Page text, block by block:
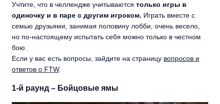
Учтите, что в челлендже учитываются только игры в
одиночку и в паре с другим игроком. Играть вместе с
семью друзьями, занимая половину лобби, очень весело,
но по-настоящему испытать себя можно только в честном
бою.
Если у вас есть вопросы, зайдите на страницу вопросов и
ответов о FTW.
1-й раунд – Бойцовые ямы